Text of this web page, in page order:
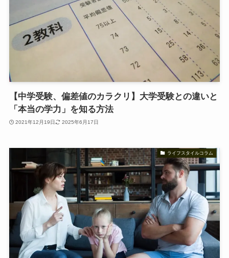
【中学受験、偏差値のカラクリ】大学受験との違いと
「本当の学力」を知る方法
2021年12月19日 2025年6月17日
ライフスタイルコラム